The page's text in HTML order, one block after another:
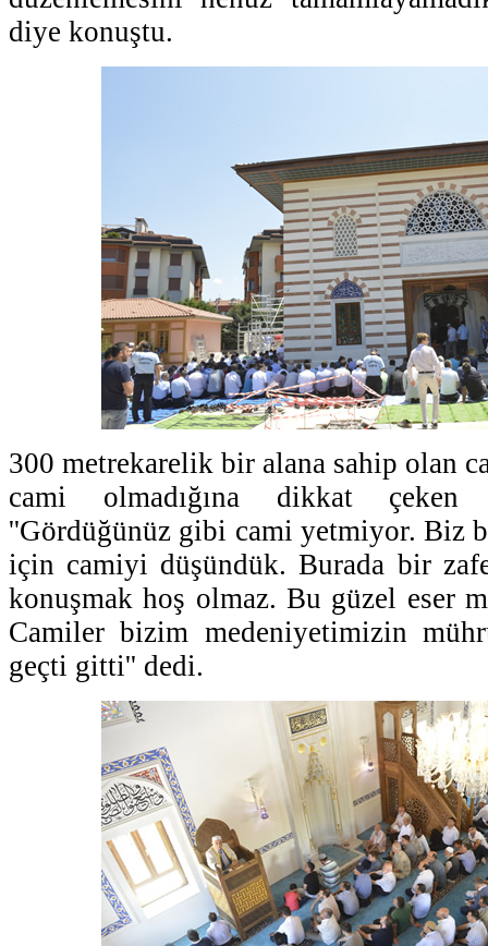
diye konuştu.
300 metrekarelik bir alana sahip olan
cami olmadığına dikkat çeken
''Gördüğünüz gibi cami yetmiyor. Biz
için camiyi düşündük. Burada bir
konuşmak hoş olmaz. Bu güzel eser
Camiler bizim medeniyetimizin
geçti gitti'' dedi.